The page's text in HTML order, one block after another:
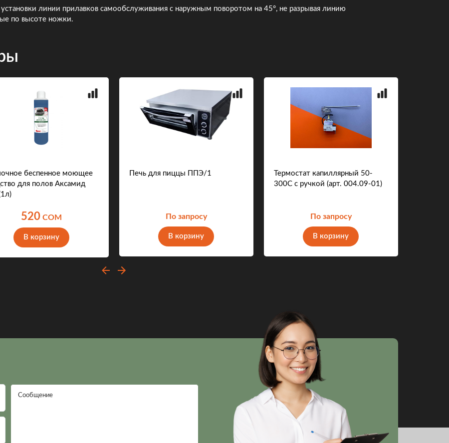
линии прилавков самообслуживания с наружным поворотом на 45°, не разрывая линию
по высоте ножки.
беспенное моющее
для полов Аксамид
520COM
В корзину
Печь для пиццы ППЭ/1
По запросу
В корзину
Термостат капиллярный 50-
300С с ручкой (арт. 004.09-01)
По запросу
В корзину
Сообщение